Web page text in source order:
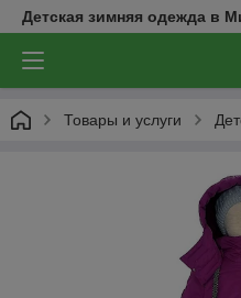
Детская зимняя одежда в
Товары и услуги